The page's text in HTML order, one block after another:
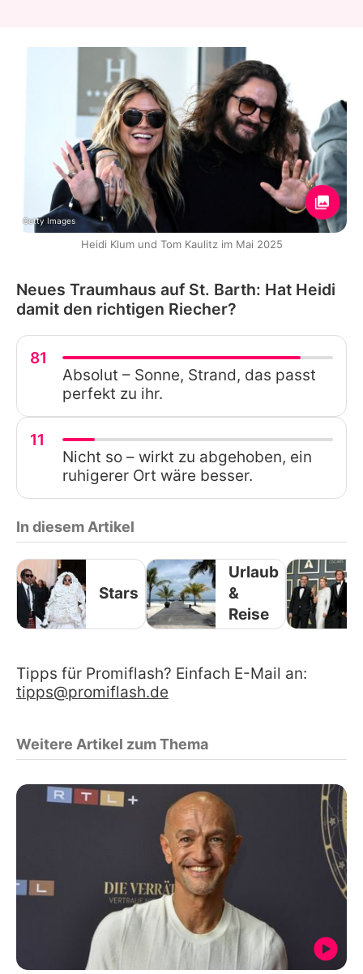
Getty Images
Heidi Klum und Tom Kaulitz im Mai 2025
Neues Traumhaus auf St. Barth: Hat Heidi
damit den richtigen Riecher?
81
Absolut – Sonne, Strand, das passt
perfekt zu ihr.
11
Nicht so – wirkt zu abgehoben, ein
ruhigerer Ort wäre besser.
In diesem Artikel
Stars
Urlaub
&
Reise
Tipps für Promiflash? Einfach E-Mail an:
tipps@promiflash.de
Weitere Artikel zum Thema